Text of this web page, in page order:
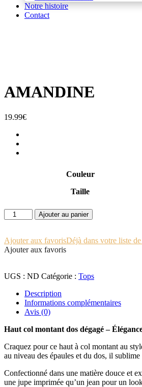
Notre histoire
Contact
AMANDINE
19.99€
Couleur
Taille
quantité
de
Ajouter au panier
Ajouter aux favorisDéjà dans votre liste
Ajouter aux favoris
UGS : ND Catégorie : Tops
Description
Informations complémentaires
Avis (0)
Haut col montant dos dégagé –
Craquez pour ce haut à col montant au
au niveau des épaules et du dos, il
Confectionné dans une matière douce et
une jupe imprimée qu’un jean pour un